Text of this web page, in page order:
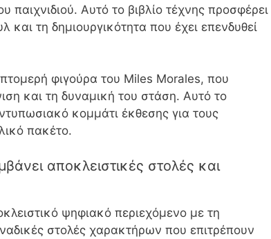
Αυτό το βιβλίο τέχνης προσφέρει
και τη δημιουργικότητα που έχει επενδυθεί
φιγούρα του Miles Morales, που
και τη δυναμική του στάση. Αυτό το
κομμάτι έκθεσης για τους
πακέτο.
αποκλειστικές στολές και
ψηφιακό περιεχόμενο με τη
στολές χαρακτήρων που επιτρέπουν